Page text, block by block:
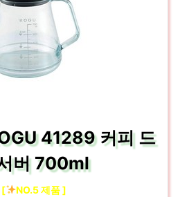
41289 커피 드
버 700ml
[ NO.5 제품 ]